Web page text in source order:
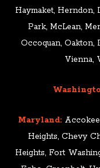
Haymaket, Herndon,
Park, McLean,
Occoquan, Oakton,
Vienna,
Maryland:
Heights, Chevy
Heights, Fort